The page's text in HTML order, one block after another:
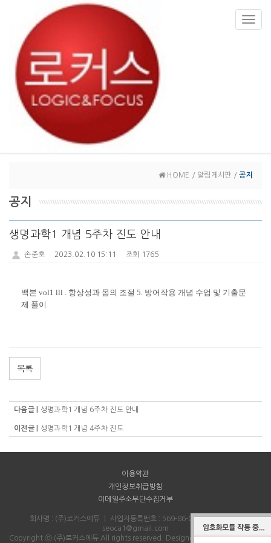
HOME / 알림게시판 /공지
공지
생명과학1 개념 5주차 진도 안내
손준호 2023.02.10 15:11 조회 1765
백본 vol1 lll . 항상성과 몸의 조절 5. 방어작용 개념 수업 및 기출문
제 풀이
목록
다음글 | 생명과학1 개념 6주차 진도 안내
이전글 | 생명과학1 개념 4주차 진도
이용약관
개인정보취급방침
이메일주소무단수집거부
회사명 : (주)로커스에듀｜ 사업자등록번호 : 569-86-00712｜Email :
seoca1@gmail.com
Copyright ⓒ (주)로커스에듀 All rights reserved.
Designed & Programmed by